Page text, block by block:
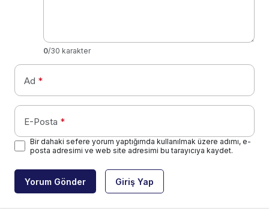
0/30 karakter
Ad *
E-Posta *
Bir dahaki sefere yorum yaptığımda kullanılmak üzere adımı, e-
posta adresimi ve web site adresimi bu tarayıcıya kaydet.
Yorum Gönder Giriş Yap